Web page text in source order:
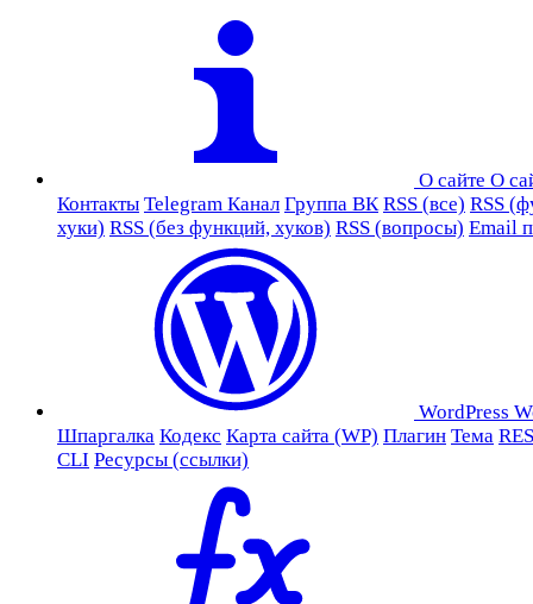
О сайте О
Контакты Telegram Канал Группа ВК RSS (все) RSS
хуки) RSS (без функций, хуков) RSS (вопросы) Email
WordPress
Шпаргалка Кодекс Карта сайта (WP) Плагин Тема
CLI Ресурсы (ссылки)